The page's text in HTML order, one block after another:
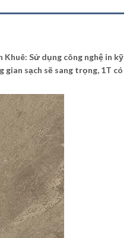
Khuê: Sử dụng công nghệ in kỹ
sạch sẽ sang trọng, 1T có